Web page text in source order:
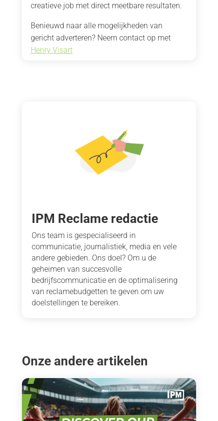
creatieve job met direct meetbare resultaten.
Benieuwd naar alle mogelijkheden van
gericht adverteren? Neem contact op met
Henry Visart
IPM Reclame redactie
Ons team is gespecialiseerd in
communicatie, journalistiek, media en vele
andere gebieden. Ons doel? Om u de
geheimen van succesvolle
bedrijfscommunicatie en de optimalisering
van reclamebudgetten te geven om uw
doelstellingen te bereiken.
Onze andere artikelen